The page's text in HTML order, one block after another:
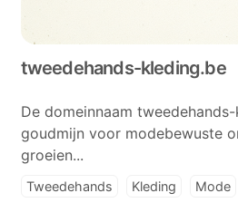
tweedehands-kleding.be
De domeinnaam
goudmijn voor modebewuste
groeien...
Tweedehands Kleding Mode